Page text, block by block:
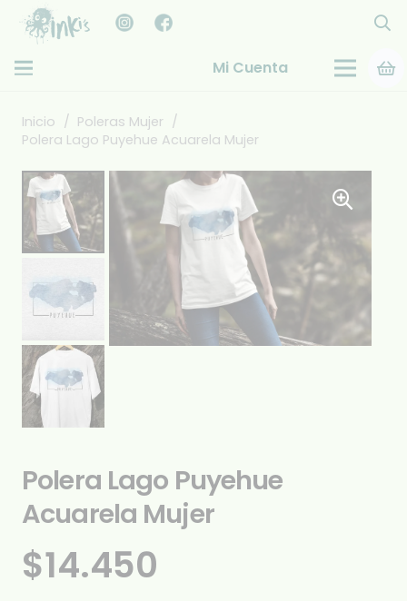
Mi Cuenta
Inicio / Poleras Mujer /
Polera Lago Puyehue Acuarela Mujer
Polera Lago Puyehue
Acuarela Mujer
$14.450